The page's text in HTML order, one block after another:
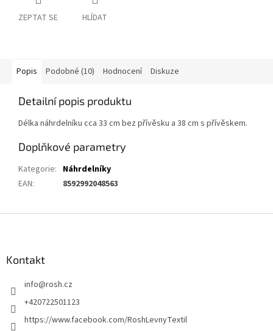
ZEPTAT SE HLÍDAT
Popis Podobné (10) Hodnocení Diskuze
Detailní popis produktu
Délka náhrdelníku cca 33 cm bez přívěsku a 38 cm s přívěskem.
Doplňkové parametry
Kategorie: Náhrdelníky
EAN: 8592992048563
Kontakt
info@rosh.cz
+420722501123
https://www.facebook.com/RoshLevnyTextil